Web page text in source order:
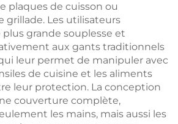
plaques de cuisson ou
grillade. Les utilisateurs
grande souplesse et
aux gants traditionnels
leur permet de manipuler avec
de cuisine et les aliments
leur protection. La conception
couverture complète,
les mains, mais aussi les